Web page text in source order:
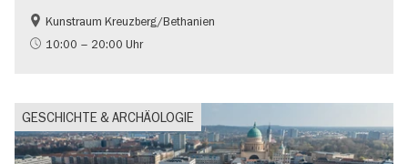
Gratis
International
Kunstraum Kreuzberg/Bethanien
10:00 – 20:00 Uhr
GESCHICHTE & ARCHÄOLOGIE